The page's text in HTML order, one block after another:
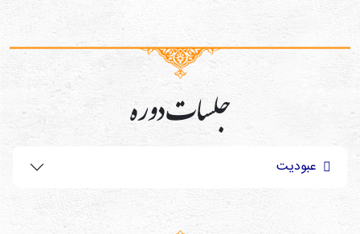
جلسات دوره
عبودیت